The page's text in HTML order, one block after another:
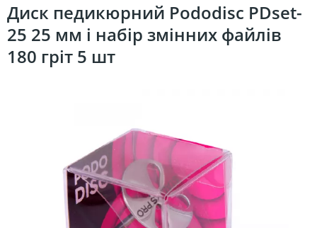
Диск педикюрний Pododisc PDset-
25 25 мм і набір змінних файлів
180 гріт 5 шт